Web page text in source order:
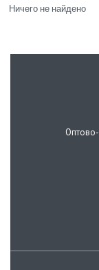
Ничего не найдено